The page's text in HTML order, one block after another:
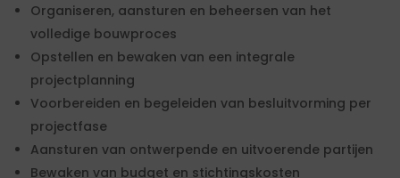
Organiseren, aansturen en beheersen van het
volledige bouwproces
Opstellen en bewaken van een integrale
projectplanning
Voorbereiden en begeleiden van besluitvorming per
projectfase
Aansturen van ontwerpende en uitvoerende partijen
Bewaken van budget en stichtingskosten